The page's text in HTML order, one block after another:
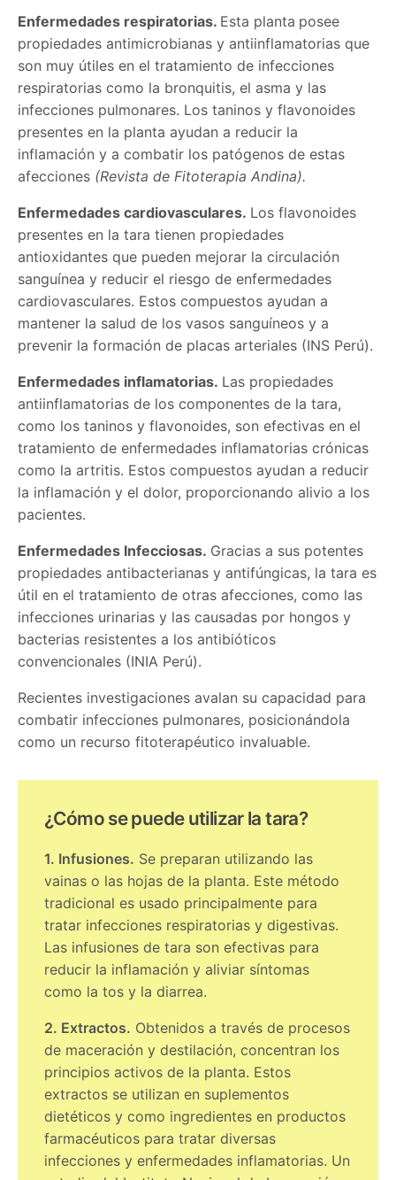
Enfermedades respiratorias. Esta planta posee
propiedades antimicrobianas y antiinflamatorias que
son muy útiles en el tratamiento de infecciones
respiratorias como la bronquitis, el asma y las
infecciones pulmonares. Los taninos y flavonoides
presentes en la planta ayudan a reducir la
inflamación y a combatir los patógenos de estas
afecciones (Revista de Fitoterapia Andina).
Enfermedades cardiovasculares. Los flavonoides
presentes en la tara tienen propiedades
antioxidantes que pueden mejorar la circulación
sanguínea y reducir el riesgo de enfermedades
cardiovasculares. Estos compuestos ayudan a
mantener la salud de los vasos sanguíneos y a
prevenir la formación de placas arteriales (INS Perú).
Enfermedades inflamatorias. Las propiedades
antiinflamatorias de los componentes de la tara,
como los taninos y flavonoides, son efectivas en el
tratamiento de enfermedades inflamatorias crónicas
como la artritis. Estos compuestos ayudan a reducir
la inflamación y el dolor, proporcionando alivio a los
pacientes.
Enfermedades Infecciosas. Gracias a sus potentes
propiedades antibacterianas y antifúngicas, la tara es
útil en el tratamiento de otras afecciones, como las
infecciones urinarias y las causadas por hongos y
bacterias resistentes a los antibióticos
convencionales (INIA Perú).
Recientes investigaciones avalan su capacidad para
combatir infecciones pulmonares, posicionándola
como un recurso fitoterapéutico invaluable.
¿Cómo se puede utilizar la tara?
1. Infusiones. Se preparan utilizando las
vainas o las hojas de la planta. Este método
tradicional es usado principalmente para
tratar infecciones respiratorias y digestivas.
Las infusiones de tara son efectivas para
reducir la inflamación y aliviar síntomas
como la tos y la diarrea.
2. Extractos. Obtenidos a través de procesos
de maceración y destilación, concentran los
principios activos de la planta. Estos
extractos se utilizan en suplementos
dietéticos y como ingredientes en productos
farmacéuticos para tratar diversas
infecciones y enfermedades inflamatorias. Un